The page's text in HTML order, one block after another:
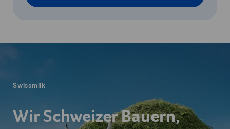
Swissmilk
Wir Schweizer Bauern,